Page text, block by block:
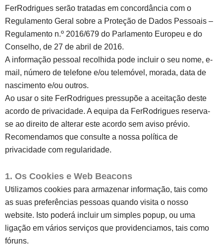
FerRodrigues serão tratadas em concordância com o
Regulamento Geral sobre a Proteção de Dados Pessoais –
Regulamento n.º 2016/679 do Parlamento Europeu e do
Conselho, de 27 de abril de 2016.
A informação pessoal recolhida pode incluir o seu nome, e-
mail, número de telefone e/ou telemóvel, morada, data de
nascimento e/ou outros.
Ao usar o site FerRodrigues pressupõe a aceitação deste
acordo de privacidade. A equipa da FerRodrigues reserva-
se ao direito de alterar este acordo sem aviso prévio.
Recomendamos que consulte a nossa política de
privacidade com regularidade.
1. Os Cookies e Web Beacons
Utilizamos cookies para armazenar informação, tais como
as suas preferências pessoas quando visita o nosso
website. Isto poderá incluir um simples popup, ou uma
ligação em vários serviços que providenciamos, tais como
fóruns.